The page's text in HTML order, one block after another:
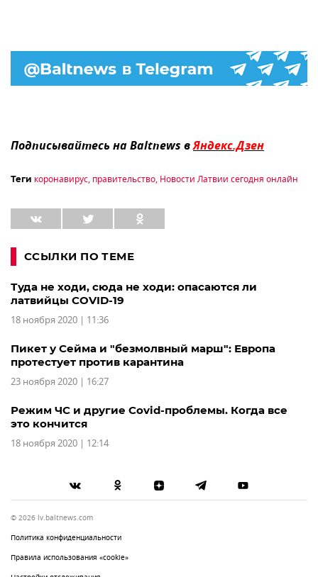
Подписывайтесь на Baltnews вЯндекс.Дзен
Теги коронавирус, правительство, Новости Латвии сегодня онлайн
ССЫЛКИ ПО ТЕМЕ
Туда не ходи, сюда не ходи: опасаются ли
латвийцы COVID-19
18 ноября 2020 | 11:36
Пикет у Сейма и "безмолвный марш": Европа
протестует против карантина
23 ноября 2020 | 16:27
Режим ЧС и другие Covid-проблемы. Когда все
это кончится
18 ноября 2020 | 12:14
© 2026 lv.baltnews.com
Политика конфиденциальности
Правила использования «cookie»